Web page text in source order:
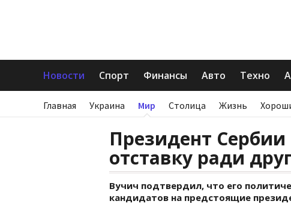
Новости Спорт Финансы Авто Техно
Главная Украина Мир Столица Жизнь
Президент
отставку ради
Вучич подтвердил, что его
кандидатов на предстоящие